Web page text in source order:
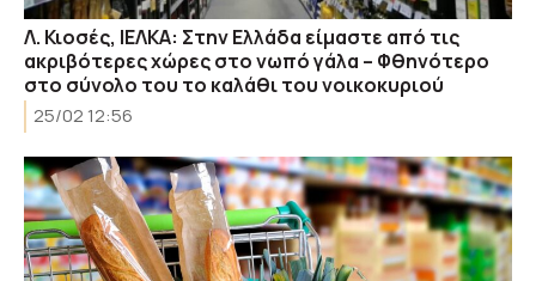
Λ. Κιοσές, ΙΕΛΚΑ: Στην Ελλάδα είμαστε από τις
ακριβότερες χώρες στο νωπό γάλα – Φθηνότερο
στο σύνολο του το καλάθι του νοικοκυριού
25/02 12:56